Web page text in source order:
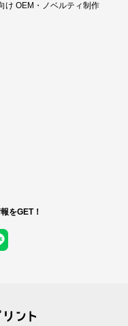
け OEM・ノベルティ制作
をGET！